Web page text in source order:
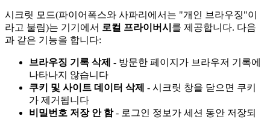
시크릿 모드(파이어폭스와 사파리에서는 "개인 브라우징"이
라고 불림)는 기기에서 로컬 프라이버시 를 제공합니다. 다음
과 같은 기능을 합니다:
브라우징 기록 삭제 - 방문한 페이지가 브라우저 기록에
나타나지 않습니다
쿠키 및 사이트 데이터 삭제 - 시크릿 창을 닫으면 쿠키
가 제거됩니다
비밀번호 저장 안 함- 로그인 정보가 세션 동안 저장되